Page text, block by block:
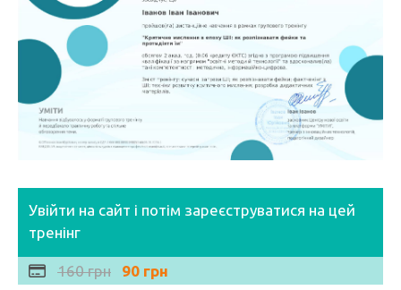
Увійти на сайт і потім зареєструватися на цей
тренінг
160 грн 90 грн